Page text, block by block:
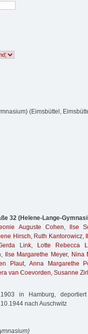
(Eimsbüttel,
32 (Helene-Lange-
Auguste Cohen,
Ilse
Hirsch, Ruth Kantorowicz,
Link,
Lotte Rebecca
, Ilse Margarethe Meyer, Nina
Plaut, Anna Margarethe
van Coevorden, Susanne
in Hamburg,
nach Auschwitz